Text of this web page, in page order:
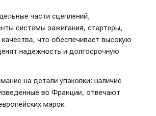
части сцеплений,
системы зажигания, стартеры,
что обеспечивает высокую
надежность и долгосрочную
на детали упаковки: наличие
во Франции, отвечают
марок.